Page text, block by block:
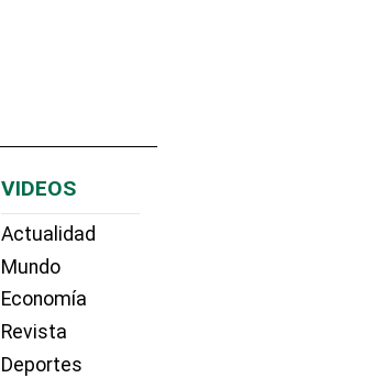
VIDEOS
Actualidad
Mundo
Economía
Revista
Deportes